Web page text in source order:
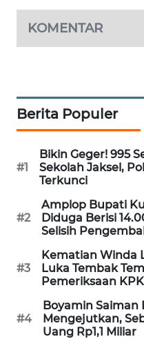
KOMENTAR
Berita Populer
#1
Bikin Geger! 995
Sekolah Jaksel,
Terkunci
#2
Amplop Bupati
Diduga Berisi
Selisih
#3
Kematian Winda
Luka Tembak
Pemeriksaan KPK
#4
Boyamin Saiman
Mengejutkan,
Uang Rp1,1 Miliar
KONSUMEN
LISTRIK
MASYARAKAT
KELISTRIKAN
WALINKI
ID
MAWAKA
ID
MARTABAT
NET